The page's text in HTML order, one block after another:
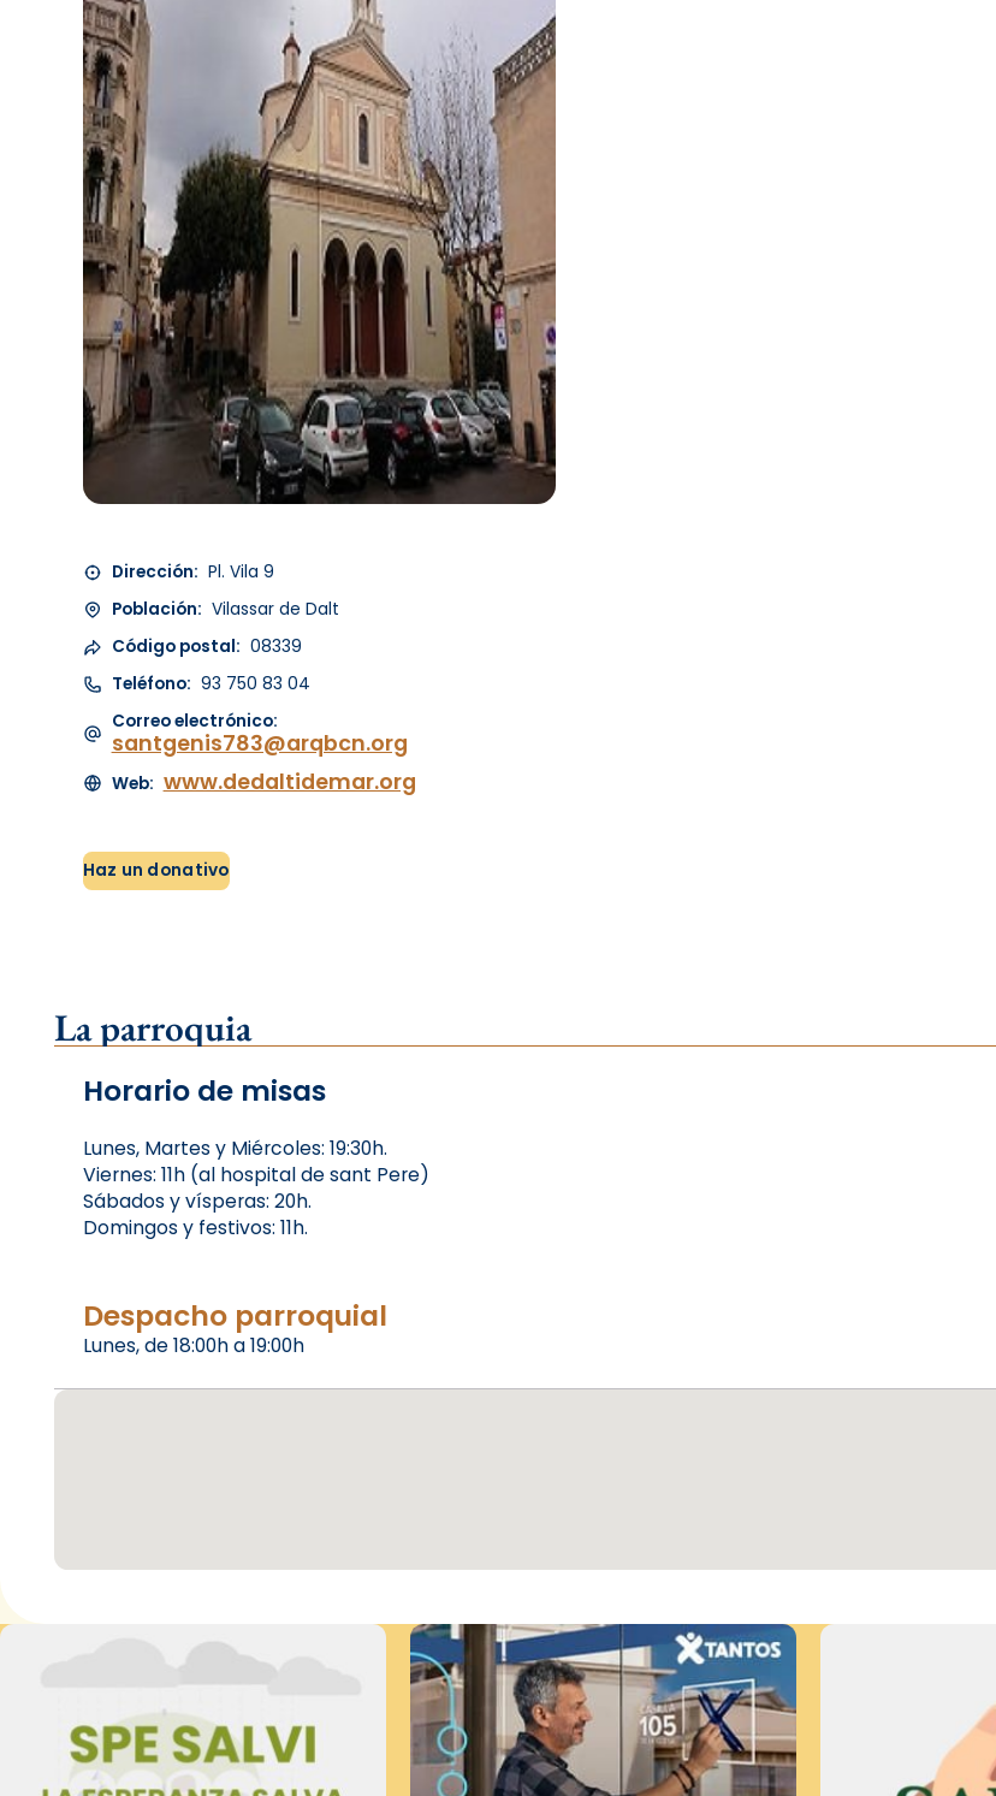
Dirección: Pl. Vila 9
Población: Vilassar de Dalt
Código postal: 08339
Teléfono: 93 750 83 04
Correo electrónico:
santgenis783@arqbcn.org
Web: www.dedaltidemar.org
Haz un donativo
La parroquia
Horario de misas
Lunes, Martes y Miércoles: 19:30h.
Viernes: 11h (al hospital de sant Pere)
Sábados y vísperas: 20h.
Domingos y festivos: 11h.
Despacho parroquial
Lunes, de 18:00h a 19:00h